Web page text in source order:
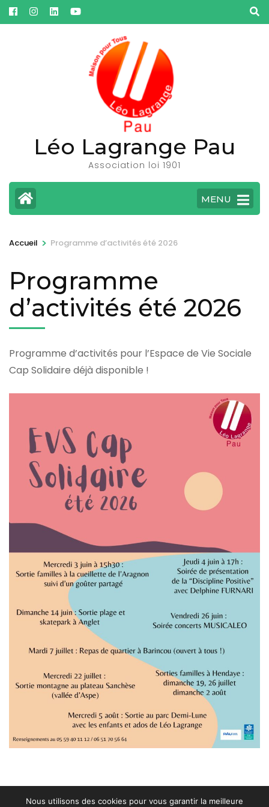
Aller
au
Léo Lagrange Pau
Association loi 1901
MENU
Accueil > Programme d’activités été 2026
Programme
d’activités été 2026
Programme d’activités pour l’Espace de Vie Sociale
Cap Solidaire déjà disponible !
Nous utilisons des cookies pour vous garantir la meilleure